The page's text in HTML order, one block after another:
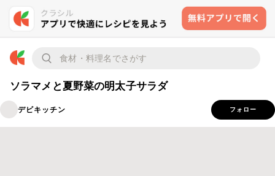
ソラマメと夏野菜の明太子サラダ
デビキッチン フォロー